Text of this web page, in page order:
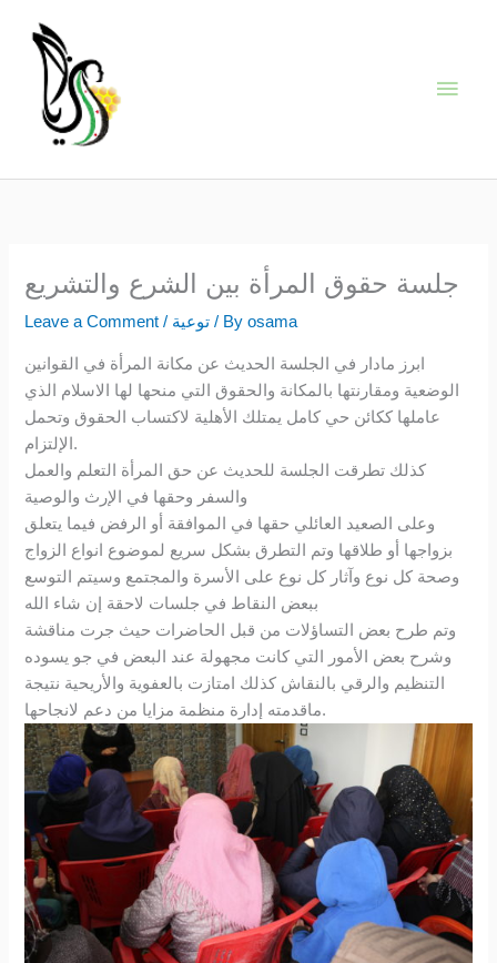
content
جلسة حقوق المرأة بين الشرع والتشريع
Leave a Comment / توعية / Byosama
ابرز مادار في الجلسة الحديث عن مكانة المرأة في القوانين
الوضعية ومقارنتها بالمكانة والحقوق التي منحها لها الاسلام الذي
عاملها ككائن حي كامل يمتلك الأهلية لاكتساب الحقوق وتحمل
الإلتزام.
كذلك تطرقت الجلسة للحديث عن حق المرأة التعلم والعمل
والسفر وحقها في الإرث والوصية
وعلى الصعيد العائلي حقها في الموافقة أو الرفض فيما يتعلق
بزواجها أو طلاقها وتم التطرق بشكل سريع لموضوع انواع الزواج
وصحة كل نوع وآثار كل نوع على الأسرة والمجتمع وسيتم التوسع
ببعض النقاط في جلسات لاحقة إن شاء الله
وتم طرح بعض التساؤلات من قبل الحاضرات حيث جرت مناقشة
وشرح بعض الأمور التي كانت مجهولة عند البعض في جو يسوده
التنظيم والرقي بالنقاش كذلك امتازت بالعفوية والأريحية نتيجة
ماقدمته إدارة منظمة مزايا من دعم لانجاحها.